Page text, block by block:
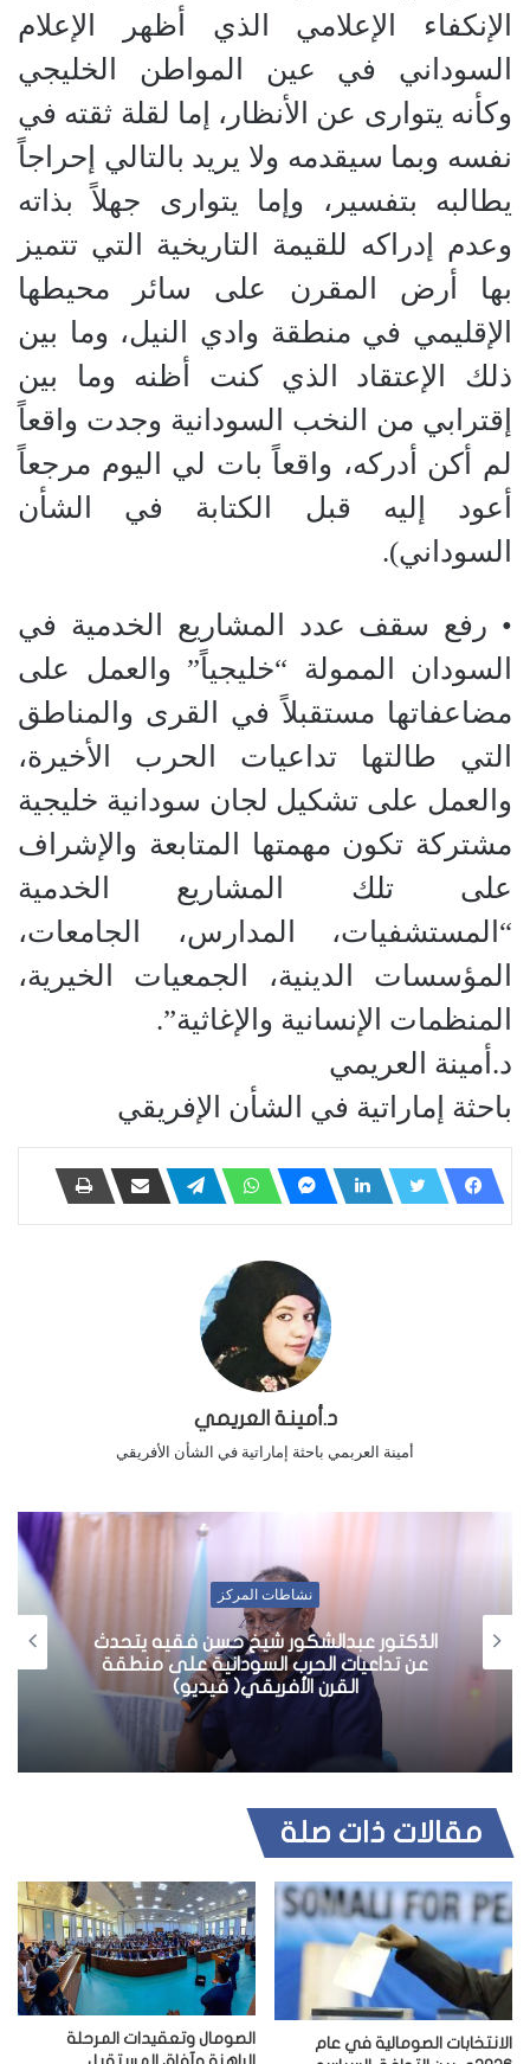
الإنكفاء الإعلامي الذي أظهر الإعلام
السوداني في عين المواطن الخليجي
وكأنه يتوارى عن الأنظار، إما لقلة ثقته في
نفسه وبما سيقدمه ولا يريد بالتالي إحراجاً
يطالبه بتفسير، وإما يتوارى جهلاً بذاته
وعدم إدراكه للقيمة التاريخية التي تتميز
بها أرض المقرن على سائر محيطها
الإقليمي في منطقة وادي النيل، وما بين
ذلك الإعتقاد الذي كنت أظنه وما بين
إقترابي من النخب السودانية وجدت واقعاً
لم أكن أدركه، واقعاً بات لي اليوم مرجعاً
أعود إليه قبل الكتابة في الشأن
السوداني).
• رفع سقف عدد المشاريع الخدمية في
السودان الممولة “خليجياً” والعمل على
مضاعفاتها مستقبلاً في القرى والمناطق
التي طالتها تداعيات الحرب الأخيرة،
والعمل على تشكيل لجان سودانية خليجية
مشتركة تكون مهمتها المتابعة والإشراف
على تلك المشاريع الخدمية
“المستشفيات، المدارس، الجامعات،
المؤسسات الدينية، الجمعيات الخيرية،
المنظمات الإنسانية والإغاثية”.
د.أمينة العريمي
باحثة إماراتية في الشأن الإفريقي
د.أمينة العريمي
أمينة العربمي باحثة إماراتية في الشأن الأفريقي
نشاطات المركز
الدّكتور عبدالشكور شيخ حسن فقيه يتحدث
عن تداعيات الحرب السودانية على منطقة
القرن الأفريقي( فيديو)
مقالات ذات صلة
الانتخابات الصومالية في عام
الصومال وتعقيدات المرحلة